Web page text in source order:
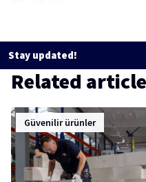
Stay updated!
Related
Güvenilir ürünler